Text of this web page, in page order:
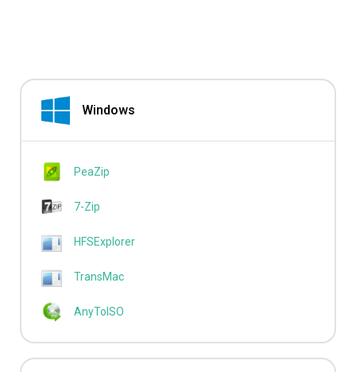
Windows
PeaZip
7-Zip
HFSExplorer
TransMac
AnyToISO